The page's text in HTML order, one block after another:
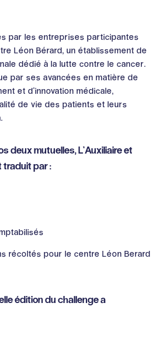
par les entreprises participantes
Léon Bérard, un établissement de
dédié à la lutte contre le cancer.
par ses avancées en matière de
et d'innovation médicale,
de vie des patients et leurs
deux mutuelles, L’Auxiliaire et
traduit par :
récoltés pour le centre Léon Berard
édition du challenge a